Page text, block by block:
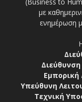
με
ενημέρωση
Εμπορική
Υπεύθυνη
Τεχνική